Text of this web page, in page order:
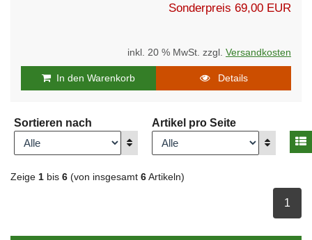
Sonderpreis 69,00 EUR
inkl. 20 % MwSt. zzgl. Versandkosten
In den Warenkorb Details
Sortieren nach
Anzeigen
Artikel pro Seite
Anzeigen
Zeige 1 bis 6 (von insgesamt 6 Artikeln)
1